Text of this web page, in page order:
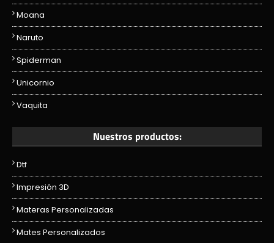
Moana
Naruto
Spiderman
Unicornio
Vaquita
Nuestros productos:
Dtf
Impresión 3D
Materas Personalizadas
Mates Personalizados